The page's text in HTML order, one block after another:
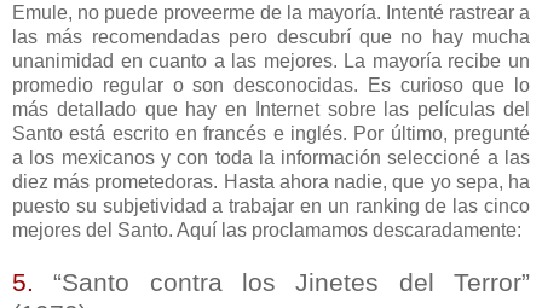
Emule, no puede proveerme de la mayoría. Intenté rastrear a
las más recomendadas pero descubrí que no hay mucha
unanimidad en cuanto a las mejores. La mayoría recibe un
promedio regular o son desconocidas. Es curioso que lo
más detallado que hay en Internet sobre las películas del
Santo está escrito en francés e inglés. Por último, pregunté
a los mexicanos y con toda la información seleccioné a las
diez más prometedoras. Hasta ahora nadie, que yo sepa, ha
puesto su subjetividad a trabajar en un ranking de las cinco
mejores del Santo. Aquí las proclamamos descaradamente:
5. “Santo contra los Jinetes del Terror”